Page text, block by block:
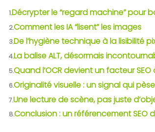
1.Décrypter le “regard machine” pour
2.Comment les IA “lisent” les images
3.De l’hygiène technique à la lisibilité
4.La balise ALT, désormais
5.Quand l’OCR devient un facteur
6.Originalité visuelle : un signal qui pèse
7.Une lecture de scène, pas juste
8.Conclusion : un référencement SEO